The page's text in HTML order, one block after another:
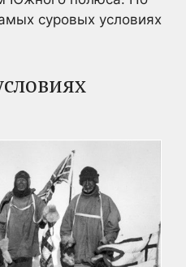
суровых условиях